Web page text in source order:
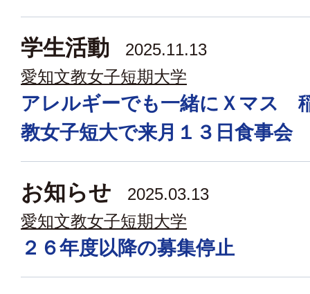
学生活動
2025.11.13
愛知文教女子短期大学
アレルギーでも一緒にＸマス
教女子短大で来月１３日食事会
お知らせ
2025.03.13
愛知文教女子短期大学
２６年度以降の募集停止